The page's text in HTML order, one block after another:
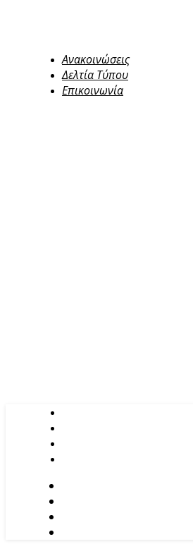
Ανακοινώσεις
Δελτία Τύπου
Επικοινωνία